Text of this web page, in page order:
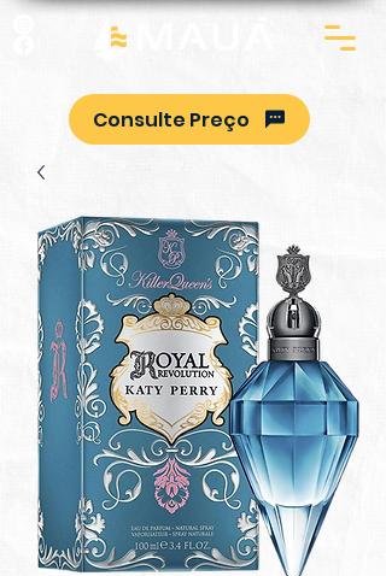
Consulte Preço